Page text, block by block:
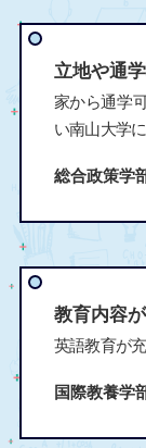
立地や通
家から通学
い南山大学
総合政策学
教育内容
英語教育が
国際教養学